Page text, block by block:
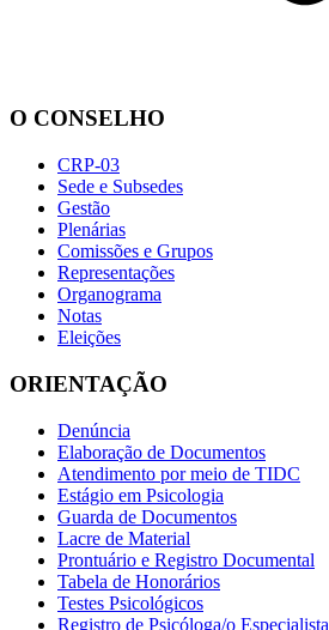
O CONSELHO
CRP-03
Sede e Subsedes
Gestão
Plenárias
Comissões e Grupos
Representações
Organograma
Notas
Eleições
ORIENTAÇÃO
Denúncia
Elaboração de Documentos
Atendimento por meio de TIDC
Estágio em Psicologia
Guarda de Documentos
Lacre de Material
Prontuário e Registro Documental
Tabela de Honorários
Testes Psicológicos
Registro de Psicóloga/o Especialista